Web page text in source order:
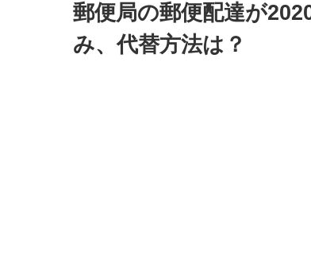
郵便局の郵便配達が
み、代替方法は？